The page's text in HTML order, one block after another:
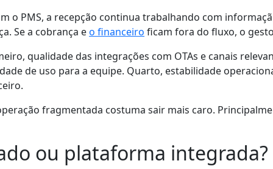
o PMS, a recepção continua trabalhando com
Se a cobrança eo financeiro ficam fora do fluxo, o
qualidade das integrações com OTAs e canais
de uso para a equipe. Quarto, estabilidade
fragmentada costuma sair mais caro.
ou plataforma integrada?